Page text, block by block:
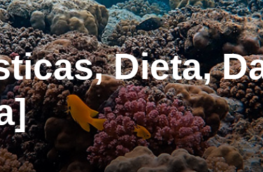
Dieta,